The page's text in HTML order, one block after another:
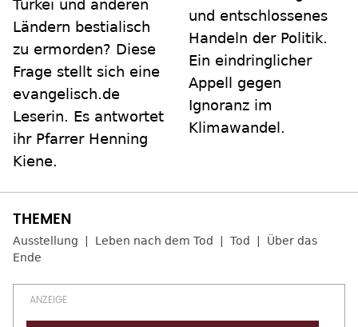
Türkei und anderen
Ländern bestialisch
zu ermorden? Diese
Frage stellt sich eine
evangelisch.de
Leserin. Es antwortet
ihr Pfarrer Henning
Kiene.
und entschlossenes
Handeln der Politik.
Ein eindringlicher
Appell gegen
Ignoranz im
Klimawandel.
Ausstellung Leben nach dem Tod Tod
Über das
Ende